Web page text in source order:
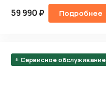
59 990 ₽ Подробнее
+ Сервисное обслуживание